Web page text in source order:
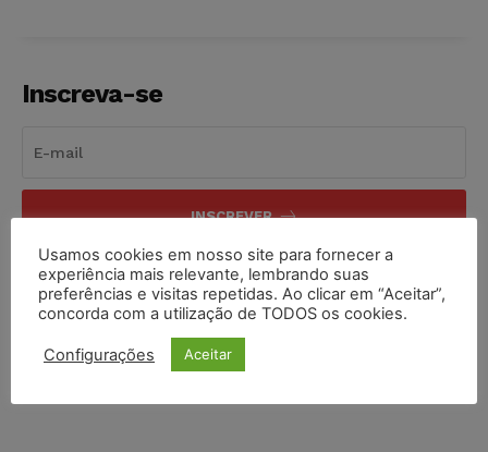
Inscreva-se
INSCREVER
Li e aceito aPolítica de Privacidade.
Usamos cookies em nosso site para fornecer a
experiência mais relevante, lembrando suas
preferências e visitas repetidas. Ao clicar em “Aceitar”,
concorda com a utilização de TODOS os cookies.
Configurações Aceitar